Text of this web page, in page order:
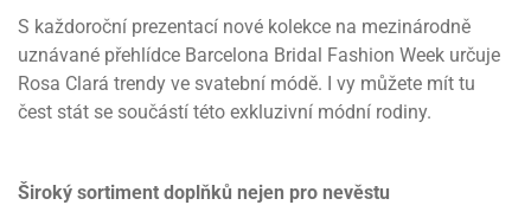
S každoroční prezentací nové kolekce na mezinárodně
uznávané přehlídce Barcelona Bridal Fashion Week určuje
Rosa Clará trendy ve svatební módě. I vy můžete mít tu
čest stát se součástí této exkluzivní módní rodiny.
Široký sortiment doplňků nejen pro nevěstu